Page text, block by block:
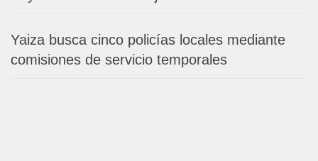
Yaiza busca cinco policías locales mediante
comisiones de servicio temporales